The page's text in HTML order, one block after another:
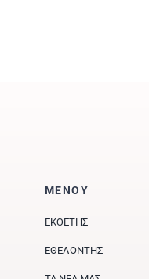
ΜΕΝΟΥ
ΕΚΘΈΤΗΣ
ΕΘΕΛΟΝΤΉΣ